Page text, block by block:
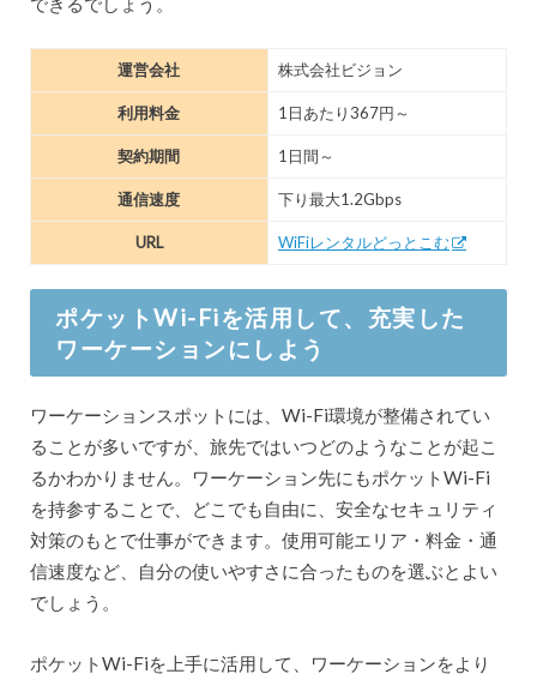
運営会社 株式会社ビジョン
利用料金 1日あたり367円～
契約期間 1日間～
通信速度 下り最大1.2Gbps
URL WiFiレンタルどっとこむ
ポケットWi-Fiを活用して、充実した
ワーケーションにしよう
ワーケーションスポットには、Wi-Fi環境が整備されてい
ることが多いですが、旅先ではいつどのようなことが起こ
るかわかりません。ワーケーション先にもポケットWi-Fi
を持参することで、どこでも自由に、安全なセキュリティ
対策のもとで仕事ができます。使用可能エリア・料金・通
信速度など、自分の使いやすさに合ったものを選ぶとよい
でしょう。
ポケットWi-Fiを上手に活用して、ワーケーションをより